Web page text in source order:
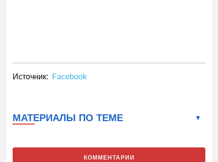
Источник: Facebook
МАТЕРИАЛЫ ПО ТЕМЕ
КОММЕНТАРИИ